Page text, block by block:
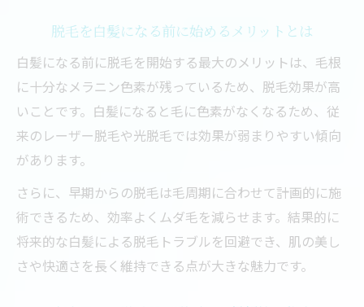
脱毛を白髪になる前に始めるメリットとは
白髪になる前に脱毛を開始する最大のメリットは、毛根
に十分なメラニン色素が残っているため、脱毛効果が高
いことです。白髪になると毛に色素がなくなるため、従
来のレーザー脱毛や光脱毛では効果が弱まりやすい傾向
があります。
さらに、早期からの脱毛は毛周期に合わせて計画的に施
術できるため、効率よくムダ毛を減らせます。結果的に
将来的な白髪による脱毛トラブルを回避でき、肌の美し
さや快適さを長く維持できる点が大きな魅力です。